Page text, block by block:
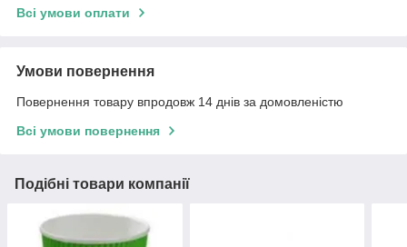
Всі умови оплати
Умови повернення
Повернення товару впродовж 14 днів за домовленістю
Всі умови повернення
Подібні товари компанії